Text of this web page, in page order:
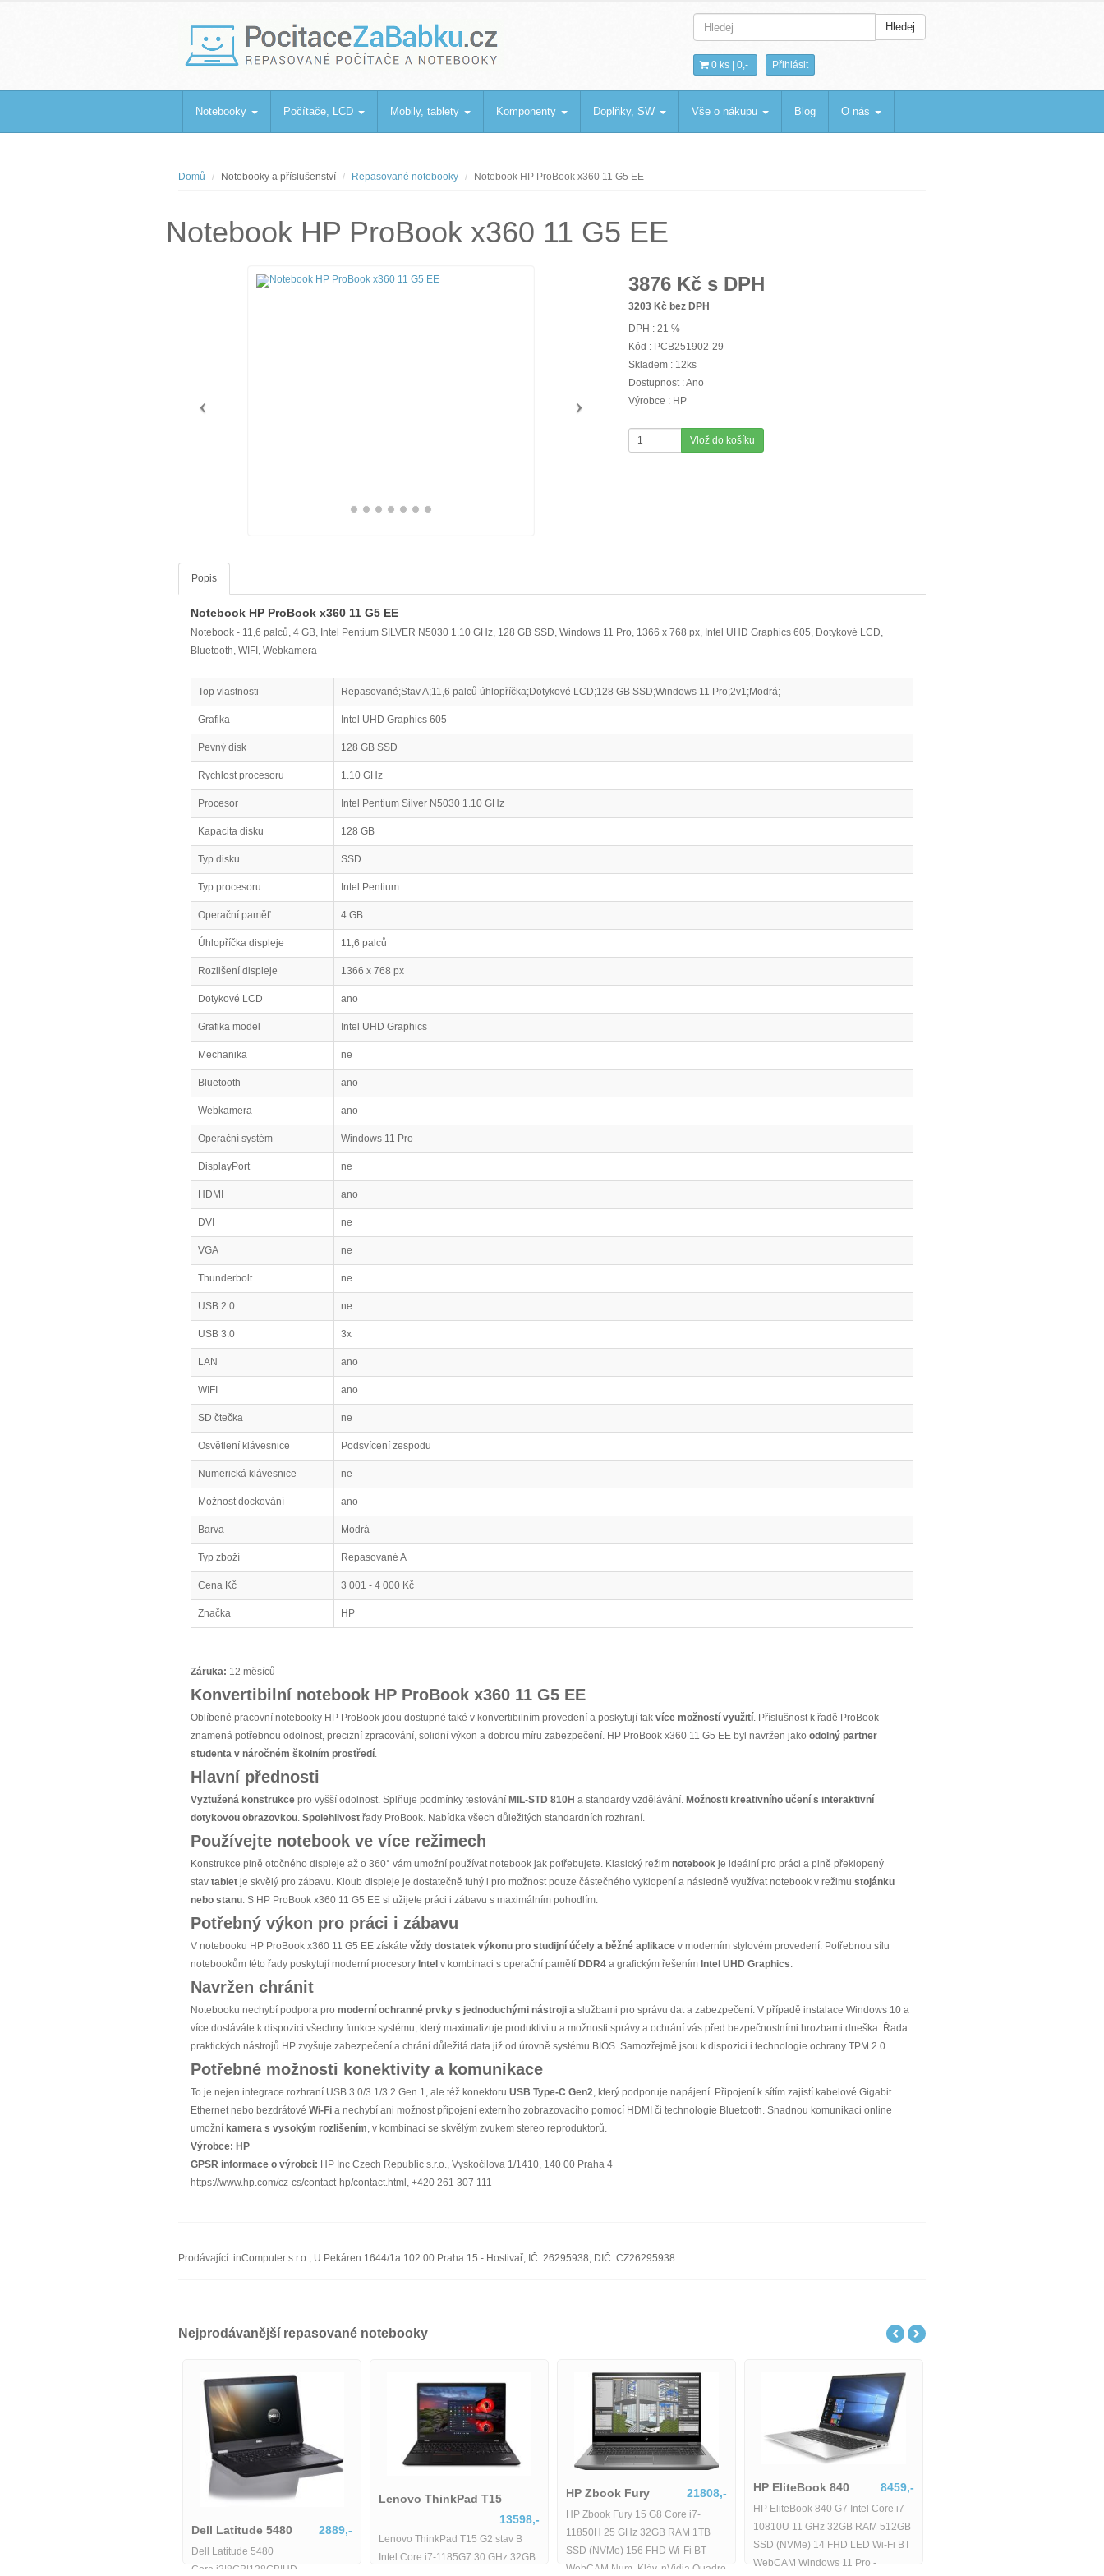
PocitaceZaBabku.cz
Repasované počítače a notebooky
Hledej
0 ks | 0,- Přihlásit
Notebooky Počítače, LCD Mobily, tablety Komponenty Doplňky, SW Vše o nákupu Blog O nás
Domů Notebooky a příslušenství Repasované notebooky Notebook HP ProBook x360 11 G5 EE
Notebook HP ProBook x360 11 G5 EE
3876 Kč s DPH
3203 Kč bez DPH
DPH : 21 %
Kód : PCB251902-29
Skladem : 12ks
Dostupnost : Ano
Výrobce : HP
Vlož do košíku
Popis
Notebook HP ProBook x360 11 G5 EE
Notebook - 11,6 palců, 4 GB, Intel Pentium SILVER N5030 1.10 GHz, 128 GB SSD, Windows 11 Pro, 1366 x 768 px, Intel UHD Graphics 605, Dotykové LCD,
Bluetooth, WIFI, Webkamera
Top vlastnosti Repasované;Stav A;11,6 palců úhlopříčka;Dotykové LCD;128 GB SSD;Windows 11 Pro;2v1;Modrá;
Grafika Intel UHD Graphics 605
Pevný disk 128 GB SSD
Rychlost procesoru 1.10 GHz
Procesor Intel Pentium Silver N5030 1.10 GHz
Kapacita disku 128 GB
Typ disku SSD
Typ procesoru Intel Pentium
Operační paměť 4 GB
Úhlopříčka displeje 11,6 palců
Rozlišení displeje 1366 x 768 px
Dotykové LCD ano
Grafika model Intel UHD Graphics
Mechanika ne
Bluetooth ano
Webkamera ano
Operační systém Windows 11 Pro
DisplayPort ne
HDMI ano
DVI ne
VGA ne
Thunderbolt ne
USB 2.0 ne
USB 3.0 3x
LAN ano
WIFI ano
SD čtečka ne
Osvětlení klávesnice Podsvícení zespodu
Numerická klávesnice ne
Možnost dockování ano
Barva Modrá
Typ zboží Repasované A
Cena Kč 3 001 - 4 000 Kč
Značka HP
Záruka: 12 měsíců
Konvertibilní notebook HP ProBook x360 11 G5 EE
Oblíbené pracovní notebooky HP ProBook jdou dostupné také v konvertibilním provedení a poskytují tak více možností využití. Příslušnost k řadě ProBook
znamená potřebnou odolnost, precizní zpracování, solidní výkon a dobrou míru zabezpečení. HP ProBook x360 11 G5 EE byl navržen jako odolný partner
studenta v náročném školním prostředí.
Hlavní přednosti
Vyztužená konstrukce pro vyšší odolnost. Splňuje podmínky testování MIL-STD 810H a standardy vzdělávání. Možnosti kreativního učení s interaktivní
dotykovou obrazovkou. Spolehlivost řady ProBook. Nabídka všech důležitých standardních rozhraní.
Používejte notebook ve více režimech
Konstrukce plně otočného displeje až o 360° vám umožní používat notebook jak potřebujete. Klasický režim notebook je ideální pro práci a plně překlopený
stav tablet je skvělý pro zábavu. Kloub displeje je dostatečně tuhý i pro možnost pouze částečného vyklopení a následně využívat notebook v režimu stojánku
nebo stanu. S HP ProBook x360 11 G5 EE si užijete práci i zábavu s maximálním pohodlím.
Potřebný výkon pro práci i zábavu
V notebooku HP ProBook x360 11 G5 EE získáte vždy dostatek výkonu pro studijní účely a běžné aplikace v moderním stylovém provedení. Potřebnou sílu
notebookům této řady poskytují moderní procesory Intel v kombinaci s operační pamětí DDR4 a grafickým řešením Intel UHD Graphics.
Navržen chránit
Notebooku nechybí podpora pro moderní ochranné prvky s jednoduchými nástroji a službami pro správu dat a zabezpečení. V případě instalace Windows 10 a
více dostáváte k dispozici všechny funkce systému, který maximalizuje produktivitu a možnosti správy a ochrání vás před bezpečnostními hrozbami dneška. Řada
praktických nástrojů HP zvyšuje zabezpečení a chrání důležitá data již od úrovně systému BIOS. Samozřejmě jsou k dispozici i technologie ochrany TPM 2.0.
Potřebné možnosti konektivity a komunikace
To je nejen integrace rozhraní USB 3.0/3.1/3.2 Gen 1, ale též konektoru USB Type-C Gen2, který podporuje napájení. Připojení k sítím zajistí kabelové Gigabit
Ethernet nebo bezdrátové Wi-Fi a nechybí ani možnost připojení externího zobrazovacího pomocí HDMI či technologie Bluetooth. Snadnou komunikaci online
umožní kamera s vysokým rozlišením, v kombinaci se skvělým zvukem stereo reproduktorů.
Výrobce: HP
GPSR informace o výrobci: HP Inc Czech Republic s.r.o., Vyskočilova 1/1410, 140 00 Praha 4
https://www.hp.com/cz-cs/contact-hp/contact.html, +420 261 307 111
Prodávající: inComputer s.r.o., U Pekáren 1644/1a 102 00 Praha 15 - Hostivař, IČ: 26295938, DIČ: CZ26295938
Nejprodávanější repasované notebooky
Dell Precision 5560-1618035
Dell Precision 5560-1618035
Dell Latitude 5480
Lenovo ThinkPad T15
13598,-
Lenovo ThinkPad T15 G2 stav B
Intel Core i7-1185G7 30 GHz 32GB
HP Zbook Fury 21808,-
HP Zbook Fury 15 G8 Core i7-
11850H 25 GHz 32GB RAM 1TB
SSD (NVMe) 156 FHD Wi-Fi BT
WebCAM Num. Kláv. nVidia Quadro